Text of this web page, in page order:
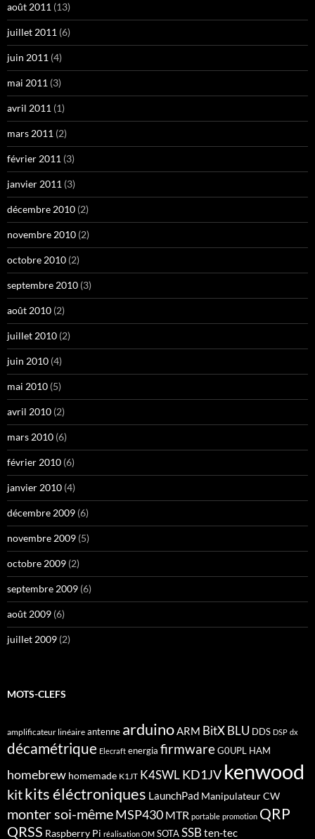
août 2011 (13)
juillet 2011 (6)
juin 2011 (4)
mai 2011 (3)
avril 2011 (1)
mars 2011 (2)
février 2011 (3)
janvier 2011 (3)
décembre 2010 (2)
novembre 2010 (2)
octobre 2010 (2)
septembre 2010 (3)
août 2010 (2)
juillet 2010 (2)
juin 2010 (4)
mai 2010 (5)
avril 2010 (2)
mars 2010 (6)
février 2010 (6)
janvier 2010 (4)
décembre 2009 (6)
novembre 2009 (5)
octobre 2009 (2)
septembre 2009 (6)
août 2009 (6)
juillet 2009 (2)
MOTS-CLEFS
amplificateur linéaire antenne arduinoARM BitX BLU DDS DSP dx
décamétrique Elecraft energia firmwareG0UPL HAM
homebrew homemade K1JT K4SWL KD1JV kenwood
kitkits éléctroniques LaunchPad Manipulateur CW
monter soi-mêmeMSP430 MTR portable promotion QRP
QRSS Raspberry Pi réalisation OM SOTASSB ten-tec